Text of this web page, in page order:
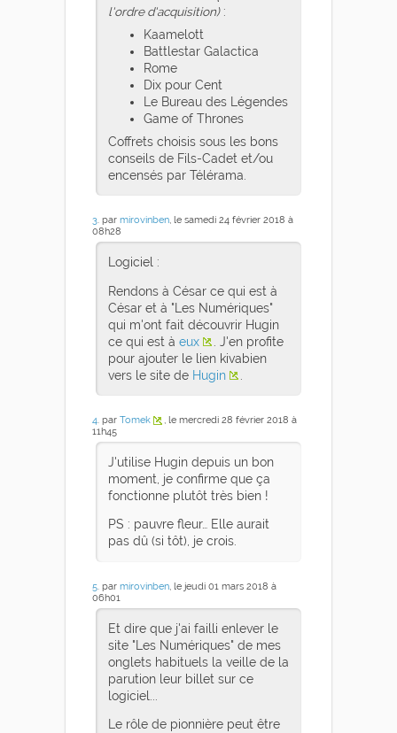
l'ordre d'acquisition):
Kaamelott
Battlestar Galactica
Rome
Dix pour Cent
Le Bureau des Légendes
Game of Thrones
Coffrets choisis sous les bons
conseils de Fils-Cadet et/ou
encensés par Télérama.
3. par mirovinben, le samedi 24 février 2018 à
08h28
Logiciel :
Rendons à César ce qui est à
César et à "Les Numériques"
qui m'ont fait découvrir Hugin
ce qui est à eux
. J'en profite
pour ajouter le lien kivabien
vers le site de Hugin
4. par Tomek
, le mercredi 28 février 2018 à
11h45
J'utilise Hugin depuis un bon
moment, je confirme que ça
fonctionne plutôt très bien !
PS : pauvre fleur… Elle aurait
pas dû (si tôt), je crois.
5 . par mirovinben , le jeudi 01 mars 2018 à
06h01
Et dire que j'ai failli enlever le
site "Les Numériques" de mes
onglets habituels la veille de la
parution leur billet sur ce
logiciel...
Le rôle de pionnière peut être